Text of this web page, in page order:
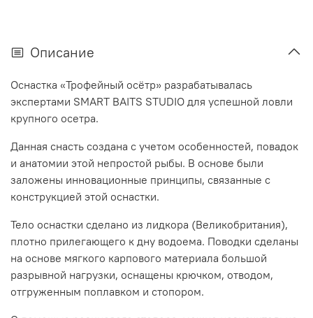
Описание
Оснастка «Трофейный осётр» разрабатывалась
экспертами SMART BAITS STUDIO для успешной ловли
крупного осетра.
Данная снасть создана с учетом особенностей, повадок
и анатомии этой непростой рыбы. В основе были
заложены инновационные принципы, связанные с
конструкцией этой оснастки.
Тело оснастки сделано из лидкора (Великобритания),
плотно прилегающего к дну водоема. Поводки сделаны
на основе мягкого карпового материала большой
разрывной нагрузки, оснащены крючком, отводом,
отгруженным поплавком и стопором.